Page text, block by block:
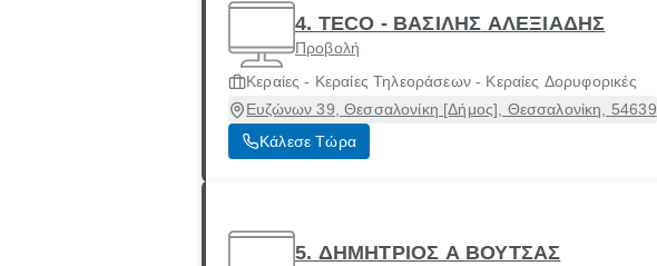
4. TECO - ΒΑΣΙΛΗΣ ΑΛΕΞΙΑΔΗΣ
Προβολή
Κεραίες - Κεραίες Τηλεοράσεων - Κεραίες Δορυφορικές
Ευζώνων 39, Θεσσαλονίκη [Δήμος], Θεσσαλονίκη, 54639
Κάλεσε Τώρα
5. ΔΗΜΗΤΡΙΟΣ Α ΒΟΥΤΣΑΣ